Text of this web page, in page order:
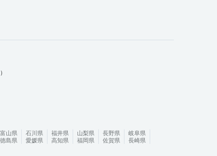
富山県 石川県 福井県 山梨県 長野県
岐阜県
徳島県
愛媛県 高知県 福岡県 佐賀県 長崎県